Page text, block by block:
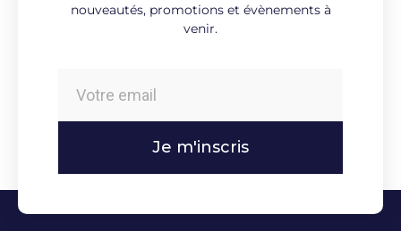
nouveautés, promotions et évènements à
venir.
Je m'inscris